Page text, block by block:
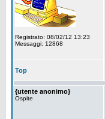
Registrato: 08/02/12 13:23
Messaggi: 12868
Top
{utente anonimo}
Ospite